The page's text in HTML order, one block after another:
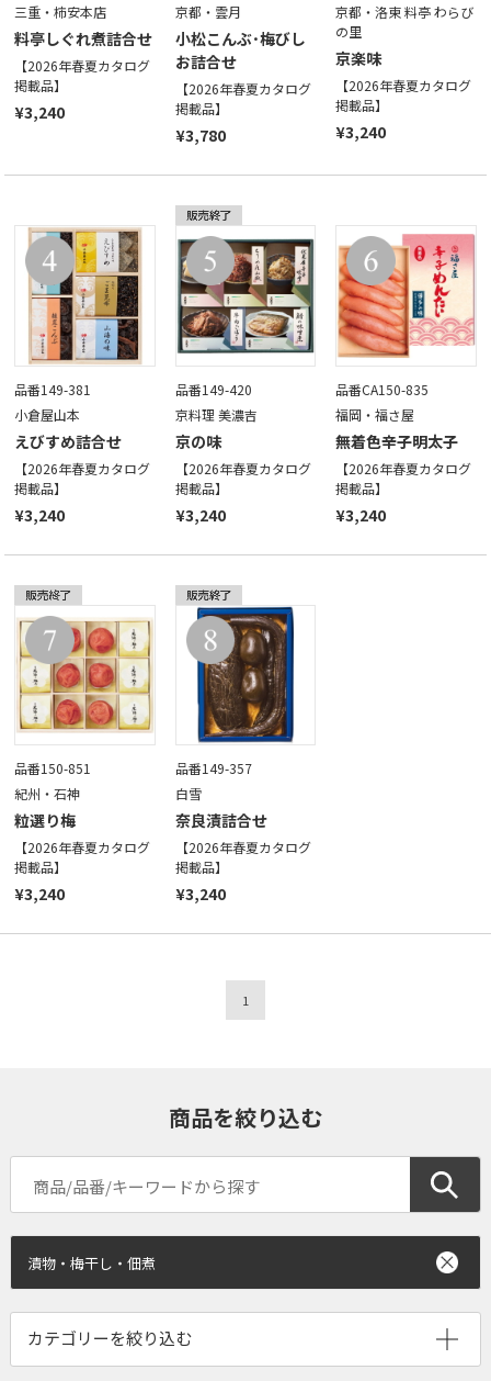
三重・柿安本店
料亭しぐれ煮詰合せ
【2026年春夏カタログ
掲載品】
¥3,240
京都・雲月
小松こんぶ･梅びし
お詰合せ
【2026年春夏カタログ
掲載品】
¥3,780
京都・洛東 料亭 わらび
の里
京楽味
【2026年春夏カタログ
掲載品】
¥3,240
品番149-381
小倉屋山本
えびすめ詰合せ
【2026年春夏カタログ
掲載品】
¥3,240
品番149-420
京料理 美濃吉
京の味
【2026年春夏カタログ
掲載品】
¥3,240
品番CA150-835
福岡・福さ屋
無着色辛子明太子
【2026年春夏カタログ
掲載品】
¥3,240
品番150-851
紀州・石神
粒選り梅
【2026年春夏カタログ
掲載品】
¥3,240
品番149-357
白雪
奈良漬詰合せ
【2026年春夏カタログ
掲載品】
¥3,240
1
商品を絞り込む
漬物・梅干し・佃煮